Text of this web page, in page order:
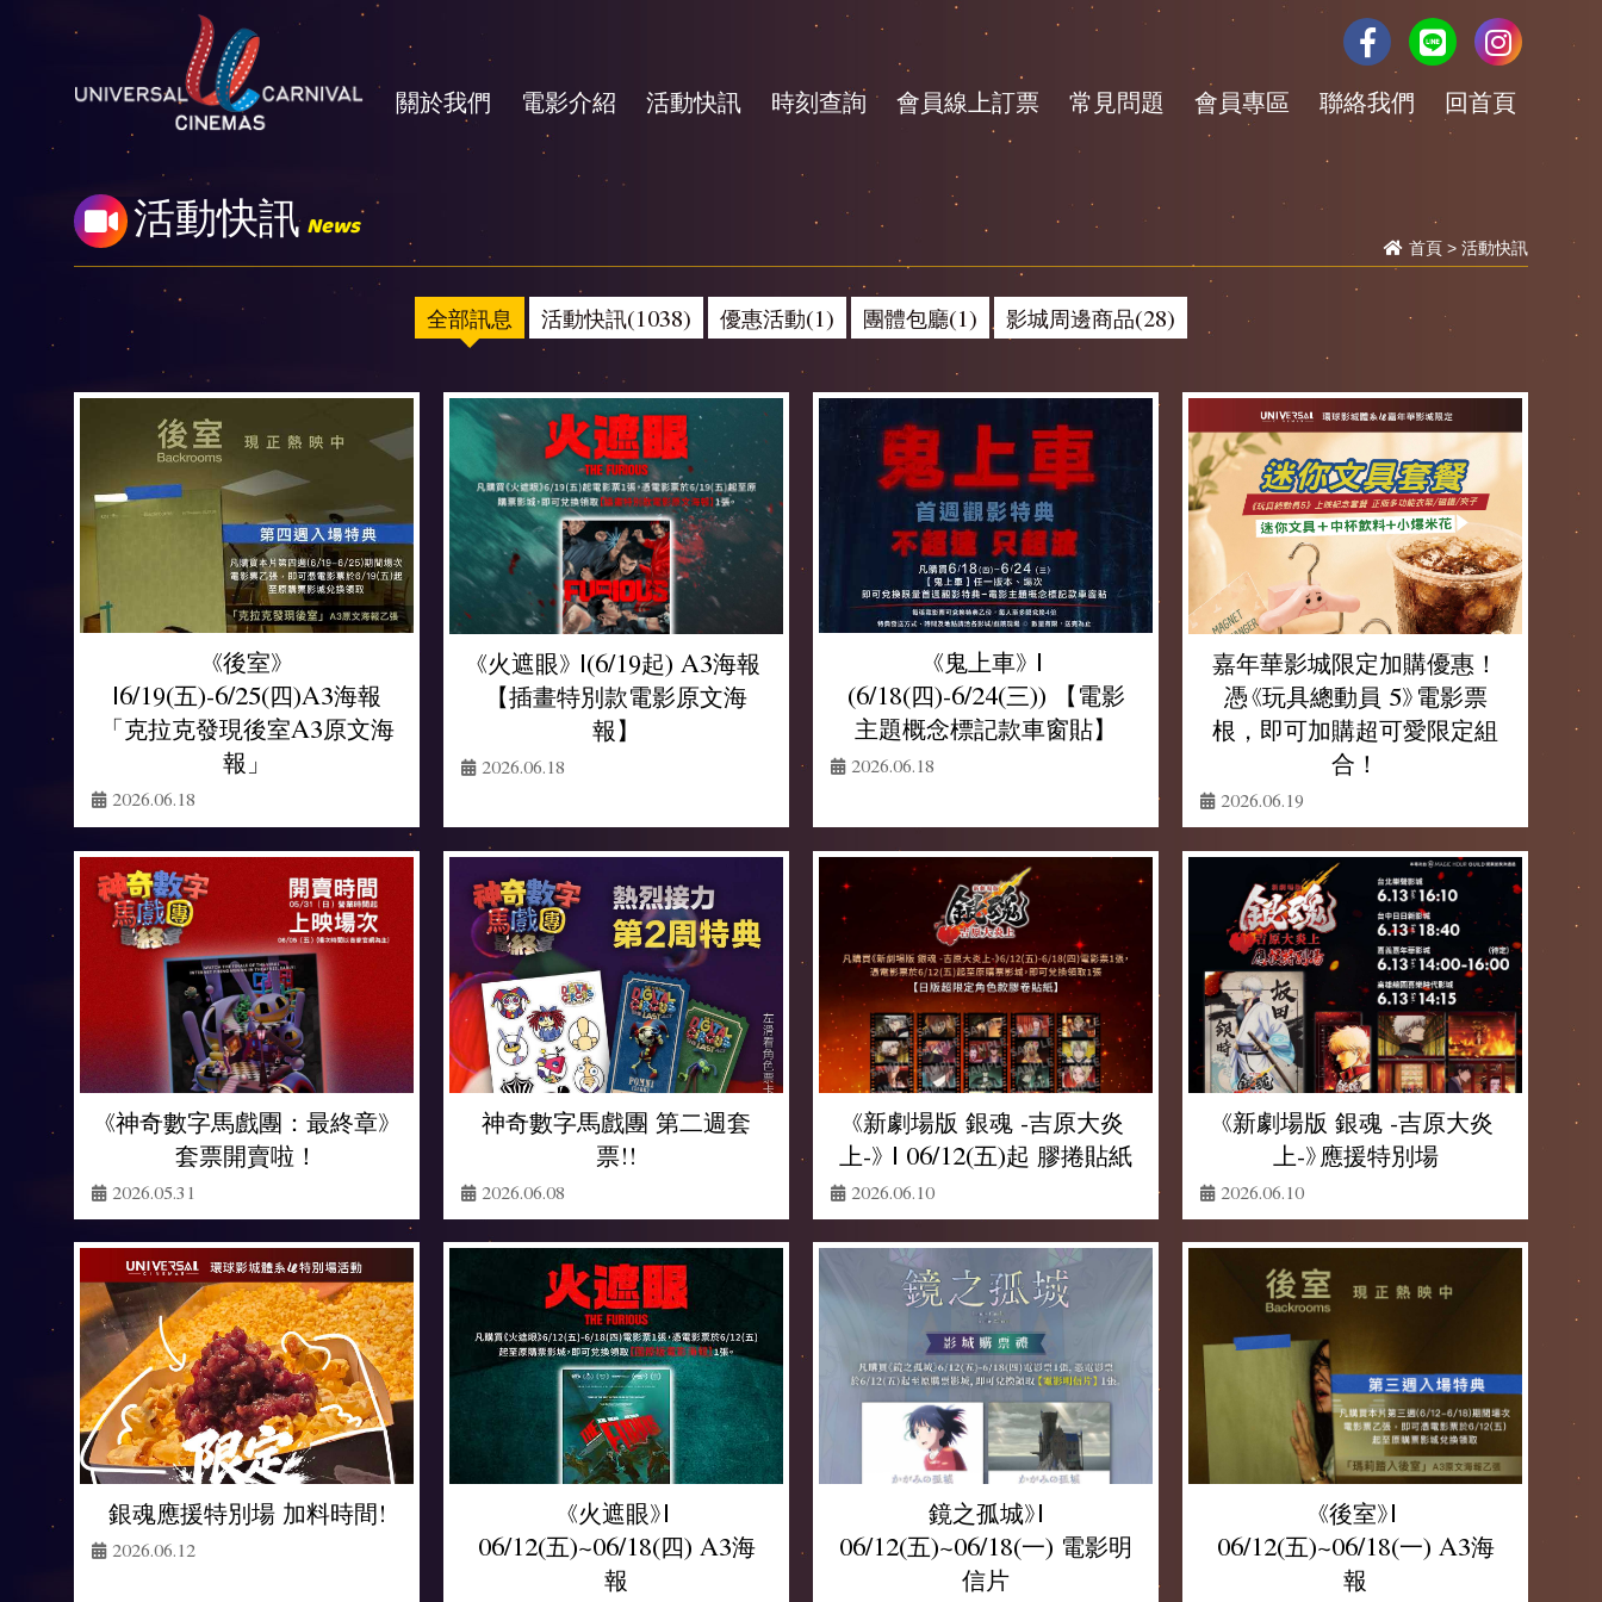
關於我們 電影介紹 活動快訊 時刻查詢 會員線上訂票 常見問題 會員專區 聯絡我們 回首頁
活動快訊 News
首頁 > 活動快訊
全部訊息 活動快訊(1038) 優惠活動(1) 團體包廳(1) 影城周邊商品(28)
《後室》
|6/19(五)-6/25(四)A3海報
「克拉克發現後室A3原文海
報」
2026.06.18
《火遮眼》 |(6/19起) A3海報
【插畫特別款電影原文海
報】
2026.06.18
《鬼上車》 |
(6/18(四)-6/24(三)) 【電影
主題概念標記款車窗貼】
2026.06.18
嘉年華影城限定加購優惠！
憑《玩具總動員 5》電影票
根，即可加購超可愛限定組
合！
2026.06.19
《神奇數字馬戲團：最終章》
套票開賣啦！
2026.05.31
神奇數字馬戲團 第二週套
票!!
2026.06.08
《新劇場版 銀魂 -吉原大炎
上-》 | 06/12(五)起 膠捲貼紙
2026.06.10
《新劇場版 銀魂 -吉原大炎
上-》應援特別場
2026.06.10
銀魂應援特別場 加料時間!
2026.06.12
《火遮眼》|
06/12(五)~06/18(四) A3海
報
鏡之孤城》|
06/12(五)~06/18(一) 電影明
信片
《後室》|
06/12(五)~06/18(一) A3海
報